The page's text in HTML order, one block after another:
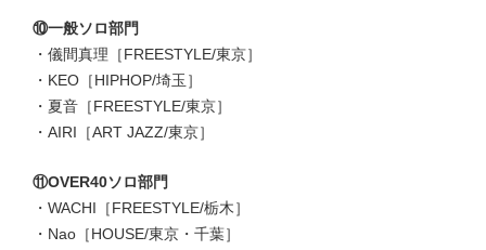
⑩一般ソロ部門
・儀間真理［FREESTYLE/東京］
・KEO［HIPHOP/埼玉］
・夏音［FREESTYLE/東京］
・AIRI［ART JAZZ/東京］
⑪OVER40ソロ部門
・WACHI［FREESTYLE/栃木］
・Nao［HOUSE/東京・千葉］